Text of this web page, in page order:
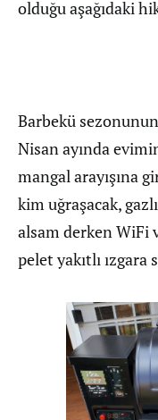
olduğu aşağıdaki
Barbekü
Nisan ayında
mangal arayışına
kim uğraşacak,
alsam derken WiFi
pelet yakıtlı